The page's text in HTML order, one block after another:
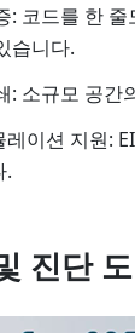
: 코드를 한
습니다.
: 소규모 공간
레이션 지원:
.
진단